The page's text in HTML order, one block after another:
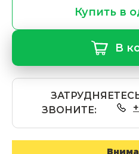
Купить в
В
ЗВОНИТЕ: